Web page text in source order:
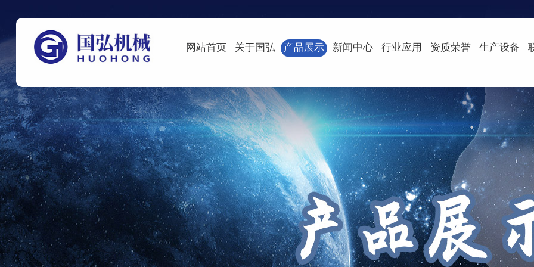
网站首页 关于国弘 产品展示 新闻中心 行业应用 资质荣誉 生产设备